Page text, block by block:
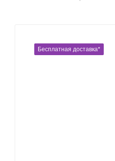
Бесплатная доставка*